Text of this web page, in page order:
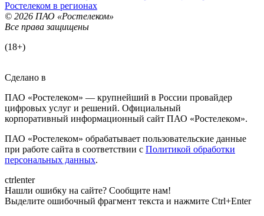
Ростелеком в регионах
© 2026 ПАО «Ростелеком»
Все права защищены
(18+)
Сделано в
ПАО «Ростелеком» — крупнейший в России провайдер
цифровых услуг и решений. Официальный
корпоративный информационный сайт ПАО «Ростелеком».
ПАО «Ростелеком» обрабатывает пользовательские данные
при работе сайта в соответствии с Политикой обработки
персональных данных.
ctrlenter
Нашли ошибку на сайте? Сообщите нам!
Выделите ошибочный фрагмент текста и нажмите Ctrl+Enter